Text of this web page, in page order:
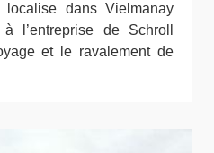
dans Vielmanay
l’entreprise de Schroll
et le ravalement de